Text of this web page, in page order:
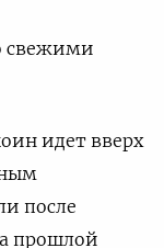
свежими
идет вверх
после
прошлой